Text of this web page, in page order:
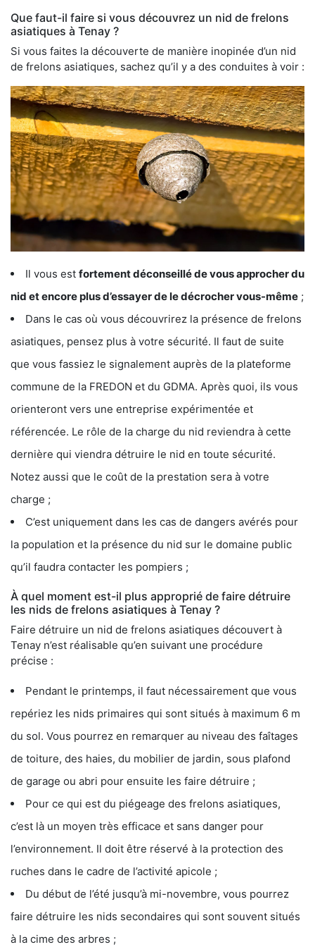
Que faut-il faire si vous découvrez un nid de frelons
asiatiques à Tenay ?
Si vous faites la découverte de manière inopinée d’un nid
de frelons asiatiques, sachez qu’il y a des conduites à voir :
Il vous est fortement déconseillé de vous approcher du
nid et encore plus d’essayer de le décrocher vous-même ;
Dans le cas où vous découvrirez la présence de frelons
asiatiques, pensez plus à votre sécurité. Il faut de suite
que vous fassiez le signalement auprès de la plateforme
commune de la FREDON et du GDMA. Après quoi, ils vous
orienteront vers une entreprise expérimentée et
référencée. Le rôle de la charge du nid reviendra à cette
dernière qui viendra détruire le nid en toute sécurité.
Notez aussi que le coût de la prestation sera à votre
charge ;
C’est uniquement dans les cas de dangers avérés pour
la population et la présence du nid sur le domaine public
qu’il faudra contacter les pompiers ;
À quel moment est-il plus approprié de faire détruire
les nids de frelons asiatiques à Tenay ?
Faire détruire un nid de frelons asiatiques découvert à
Tenay n’est réalisable qu’en suivant une procédure
précise :
Pendant le printemps, il faut nécessairement que vous
repériez les nids primaires qui sont situés à maximum 6 m
du sol. Vous pourrez en remarquer au niveau des faîtages
de toiture, des haies, du mobilier de jardin, sous plafond
de garage ou abri pour ensuite les faire détruire ;
Pour ce qui est du piégeage des frelons asiatiques,
c’est là un moyen très efficace et sans danger pour
l’environnement. Il doit être réservé à la protection des
ruches dans le cadre de l’activité apicole ;
Du début de l’été jusqu’à mi-novembre, vous pourrez
faire détruire les nids secondaires qui sont souvent situés
à la cime des arbres ;